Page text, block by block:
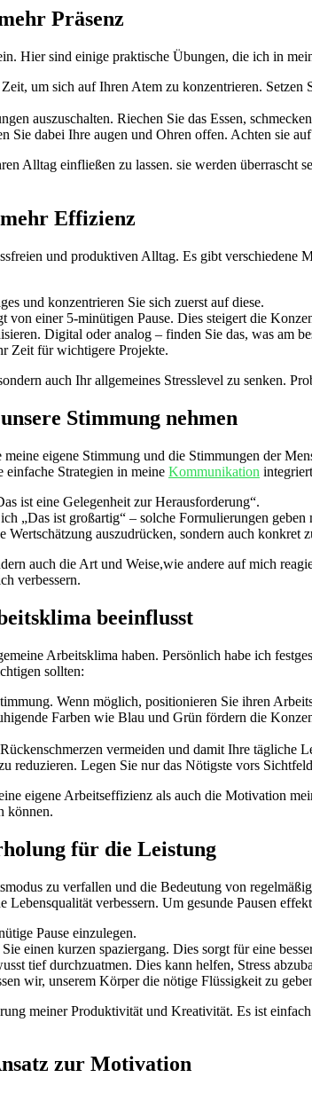
Präsenz
Hier‍ sind ⁢einige⁤ praktische‌ Übungen, die ich in‌
um sich auf Ihren Atem zu konzentrieren.
auszuschalten. ‍Riechen ​Sie das ⁤Essen,⁣
‌Sie‍ dabei Ihre augen⁢ und Ohren ‌offen. Achten sie
​Alltag einfließen zu‍ lassen. ⁢sie werden​
Effizienz
und produktiven Alltag. ⁣Es ​gibt
und konzentrieren ⁣Sie sich ‌zuerst auf​ diese.
‍einer 5-minütigen Pause.⁣ Dies steigert die
⁣Digital oder analog – finden Sie das, was ⁢am
Zeit für⁣ wichtigere ‍Projekte.
⁢auch Ihr allgemeines Stresslevel ‌zu senken.
Stimmung nehmen
⁢eigene Stimmung und⁤ die‌ Stimmungen der
Strategien in meine Kommunikation
ist ⁤eine Gelegenheit zur Herausforderung“.
„Das ist großartig“⁤ – solche Formulierungen ‌geben
auszudrücken, ⁤sondern auch‍ konkret
auch⁢ die Art und ⁤Weise,wie andere auf mich
verbessern.
⁣beeinflusst
Arbeitsklima haben. Persönlich habe ich‌
sollten:
Wenn​ möglich,​ positionieren ⁤Sie⁢ ihren
Farben⁤ wie Blau⁢ und Grün⁢ fördern die
‌vermeiden und damit Ihre‌ tägliche
reduzieren.‌ Legen ​Sie nur ‍das Nötigste⁣ vors
eigene Arbeitseffizienz⁤ als auch die Motivation
können.
⁢für die ‍Leistung
​zu verfallen⁢ und die‍ Bedeutung von
verbessern. Um gesunde‌ Pausen
Pause einzulegen.
einen kurzen⁤ spaziergang. Dies⁤ sorgt für​ eine
tief ​durchzuatmen. Dies ‍kann helfen, Stress
wir, unserem⁤ Körper die nötige Flüssigkeit zu
meiner Produktivität und ⁣Kreativität. Es⁣ ist
zur⁣ Motivation